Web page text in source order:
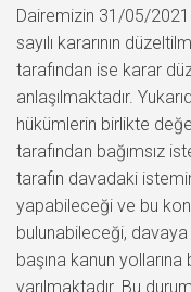
Dairemizin 31/05/
sayılı kararının
tarafından ise karar
anlaşılmaktadır.
hükümlerin birlikte
tarafından bağımsız
tarafın davadaki
yapabileceği ve bu
bulunabileceği,
başına kanun
varılmaktadır. Bu